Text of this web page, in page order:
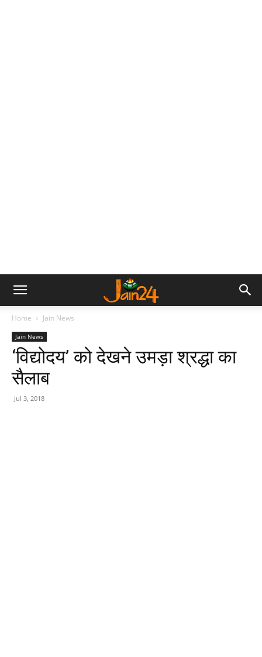
Home Jain News
Jain News
‘विद्योदय’ को देखने उमड़ा श्रद्धा का
सैलाब
Jul 3, 2018